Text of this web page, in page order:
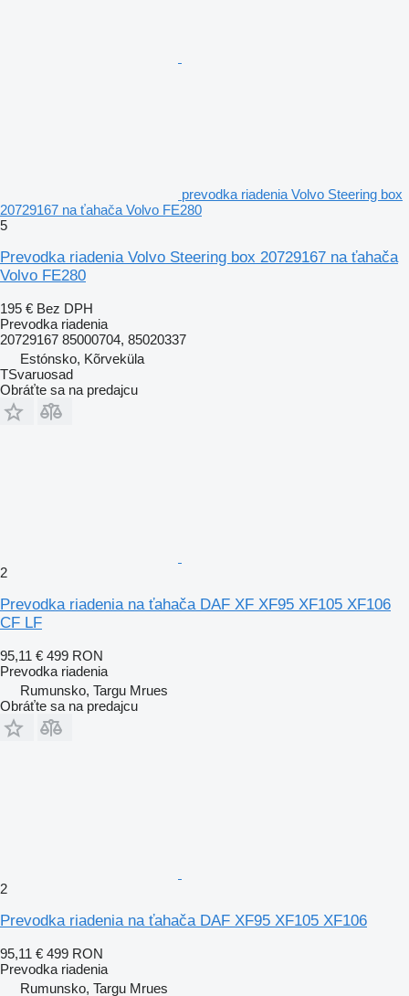
prevodka riadenia Volvo Steering box
20729167 na ťahača Volvo FE280
5
Prevodka riadenia Volvo Steering box 20729167 na ťahača
Volvo FE280
195 € Bez DPH
Prevodka riadenia
20729167 85000704, 85020337
Estónsko, Kõrveküla
TSvaruosad
Obráťte sa na predajcu
2
Prevodka riadenia na ťahača DAF XF XF95 XF105 XF106
CF LF
95,11 € 499 RON
Prevodka riadenia
Rumunsko, Targu Mrues
Obráťte sa na predajcu
2
Prevodka riadenia na ťahača DAF XF95 XF105 XF106
95,11 € 499 RON
Prevodka riadenia
Rumunsko, Targu Mrues